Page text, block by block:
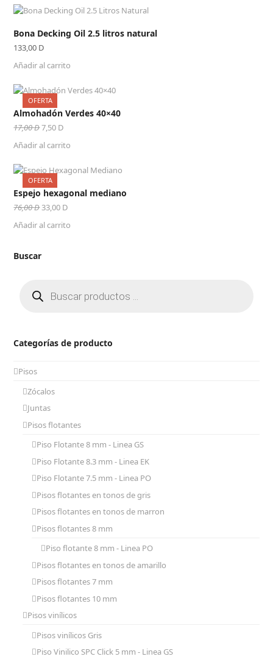
Bona Decking Oil 2.5 litros natural
133,00 D
Añadir al carrito
OFERTA
Almohadón Verdes 40×40
17,00DEl
original
17,00 D.
7,50 DEl
actual
7,50 D.
Añadir al carrito
OFERTA
Espejo hexagonal mediano
76,00DEl
original
33,00 DEl
actual
Añadir al carrito
Buscar
productos
Categorías de producto
Pisos
Zócalos
Juntas
Pisos flotantes
Piso Flotante 8 mm - Linea GS
Piso Flotante 8.3 mm - Linea EK
Piso Flotante 7.5 mm - Linea PO
Pisos flotantes en tonos de gris
Pisos flotantes en tonos de marron
Pisos flotantes 8 mm
Piso flotante 8 mm - Linea PO
Pisos flotantes en tonos de amarillo
Pisos flotantes 7 mm
Pisos flotantes 10 mm
Pisos vinílicos
Pisos vinílicos Gris
Piso Vinilico SPC Click 5 mm - Linea GS